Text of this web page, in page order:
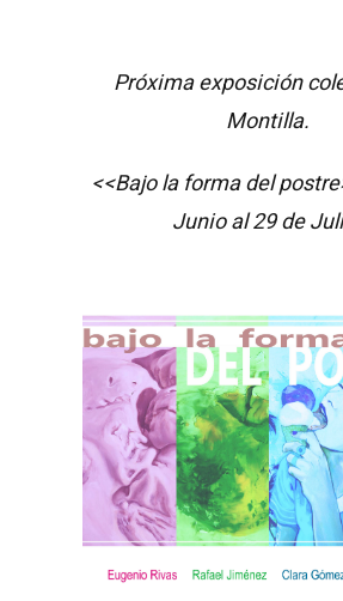
Próxima exposición
Montilla.
<<Bajo la forma del
Junio al 29 de